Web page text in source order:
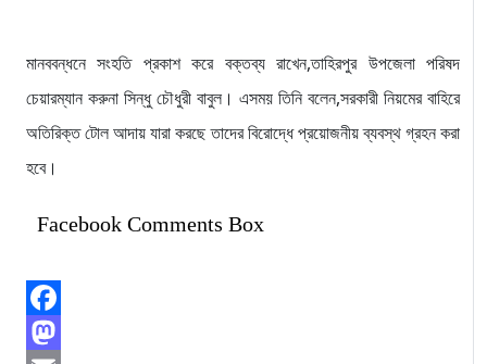
মানববন্ধনে সংহতি প্রকাশ করে বক্তব্য রাখেন,তাহিরপুর উপজেলা পরিষদ
চেয়ারম্যান করুনা সিন্ধু চৌধুরী বাবুল। এসময় তিনি বলেন,সরকারী নিয়মের বাহিরে
অতিরিক্ত টোল আদায় যারা করছে তাদের বিরোদ্ধে প্রয়োজনীয় ব্যবস্থ গ্রহন করা
হবে।
Facebook Comments Box
Facebook